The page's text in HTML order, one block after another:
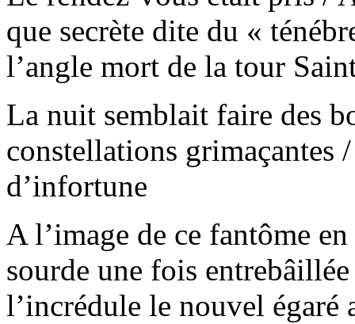
que secrète dite du «
l’angle mort de la tour
La nuit semblait faire des
constellations grimaçantes
d’infortune
A l’image de ce fantôme
sourde une fois entrebâillée
l’incrédule le nouvel égaré